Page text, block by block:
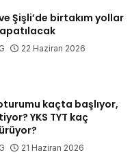
Şişli’de birtakım yollar
22 Haziran 2026
oturumu kaçta başlıyor,
YKS TYT kaç
21 Haziran 2026